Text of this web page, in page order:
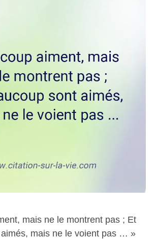
mais ne le montrent pas ; Et
mais ne le voient pas … »